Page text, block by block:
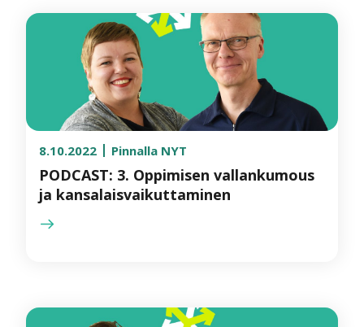
8.10.2022 Pinnalla NYT
PODCAST: 3. Oppimisen vallankumous
ja kansalaisvaikuttaminen